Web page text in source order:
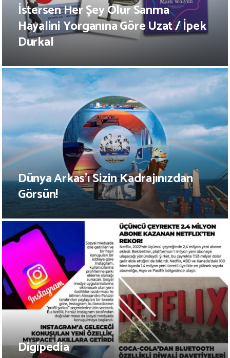
İstersen Her Şey Olur Sanma
Hayalini Yorganına Göre Uzat / İpek
Durkal
Dünya Arkas’ı Sizin Kadrajınızdan
Görsün!
Digipedia